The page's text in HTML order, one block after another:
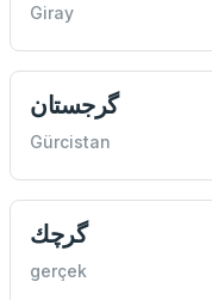
Giray
گرجستان
Gürcistan
گرچك
gerçek